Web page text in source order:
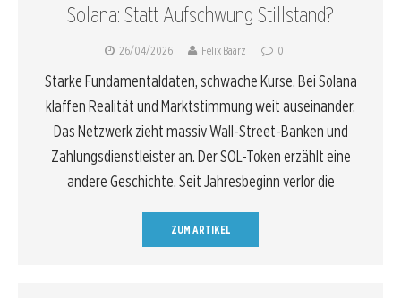
Solana: Statt Aufschwung Stillstand?
26/04/2026 Felix Baarz 0
Starke Fundamentaldaten, schwache Kurse. Bei Solana
klaffen Realität und Marktstimmung weit auseinander.
Das Netzwerk zieht massiv Wall-Street-Banken und
Zahlungsdienstleister an. Der SOL-Token erzählt eine
andere Geschichte. Seit Jahresbeginn verlor die
ZUM ARTIKEL